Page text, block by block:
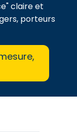
claire et
porteurs